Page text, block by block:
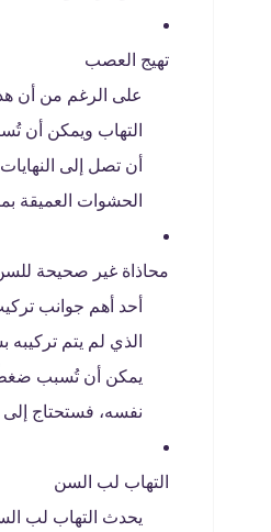
تهيج العصب
على الرغم من أن
التهاب ويمكن أن
أن تصل إلى
الحشوات العميقة
محاذاة غير صحيحة
أحد أهم جوانب
الذي لم يتم
يمكن أن تُسبب ضغطًا
نفسه، فستحتاج
التهاب لب السن
يحدث التهاب لب